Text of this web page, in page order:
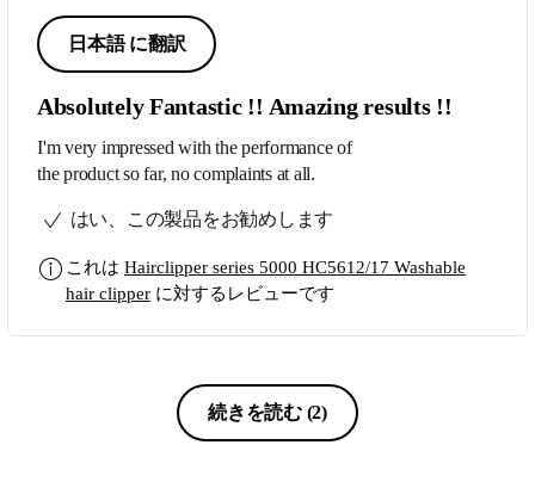
日本語 に翻訳
Absolutely Fantastic !! Amazing results !!
I'm very impressed with the performance of
the product so far, no complaints at all.
はい、この製品をお勧めします
これは Hairclipper series 5000 HC5612/17 Washable
hair clipper に対するレビューです
続きを読む (2)